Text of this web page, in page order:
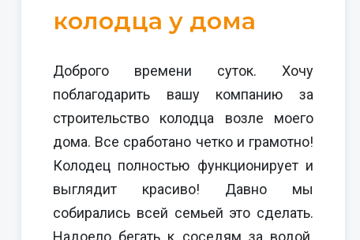
колодца у дома
Доброго времени суток. Хочу
поблагодарить вашу компанию за
строительство колодца возле моего
дома. Все сработано четко и грамотно!
Колодец полностью функционирует и
выглядит красиво! Давно мы
собирались всей семьей это сделать.
Надоело бегать к соседям за водой.